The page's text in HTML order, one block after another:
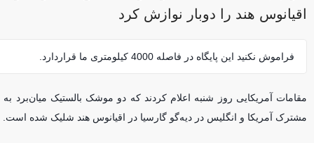
اقیانوس هند را دوبار نوازش کرد
فراموش نکنید این پایگاه در فاصله 4000 کیلومتری ما قراردارد.
مقامات آمریکایی روز شنبه اعلام کردند که دو موشک بالستیک میان‌برد
مشترک آمریکا و انگلیس در دیه‌گو گارسیا در اقیانوس هند شلیک شده است.